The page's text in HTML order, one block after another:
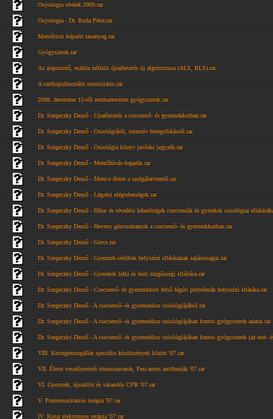
Oxyologia tételek 2009.rar
Oxyologia - Dr. Buda Péter.rar
Mentőtiszt képzési tananyag.rar
Gyógyszerek.rar
Az alapszintű, eszköz nélküli újraélesztés új algoritmusa (ALS, BLS).rar
A cardiopulmonális resuscitatio.rar
2008. december 15-től rendszeresített gyógyszerek.rar
Dr. Szegeczky Dezső - Újraélesztés a csecsemő- és gyermekkorban.rar
Dr. Szegeczky Dezső - Oxiológiáról, intenzív betegellátásról.rar
Dr. Szegeczky Dezső - Oxiológia könyv javítási jegyzék.rar
Dr. Szegeczky Dezső - Mentőhívás-fogadás.rar
Dr. Szegeczky Dezső - Ment-e életet a szolgálatvezető.rar
Dr. Szegeczky Dezső - Légzési elégtelenségek.rar
Dr. Szegeczky Dezső - Hiba- és tévedési lehetőségek csecsemők és gyerekek oxiológiai
Dr. Szegeczky Dezső - Heveny görcsrohamok a csecsemő- és gyermekkorban.rar
Dr. Szegeczky Dezső - Görcs.rar
Dr. Szegeczky Dezső - Gyermek-sérültek helyszíni ellátásának sajátosságai.rar
Dr. Szegeczky Dezső - Gyerekek lelki és testi sürgősségi elláítása.rar
Dr. Szegeczky Dezső - Csecsemő- és gyermekkori felső légúti problémák helyszíni ellátása.rar
Dr. Szegeczky Dezső - A csecsemő- és gyermekkor oxiológiájából.rar
Dr. Szegeczky Dezső - A csecsemő- és gyermekkor oxiológiájában fontos gyógyszerek adatai.rar
Dr. Szegeczky Dezső - A csecsemő- és gyermekkor oxiológiájában fontos gyógyszerek (az eset-
VIII. Keringésmegállás speciális körülmények között '07.rar
VII. Életet veszélyeztető ritmuszavarok, Peri-arrest arrithmiák '07.rar
VI. Gyermek, újszülött és várandós CPR '07.rar
V. Postresuscitatiós terápia '07.rar
IV. Korai elektromos terápia '07.rar